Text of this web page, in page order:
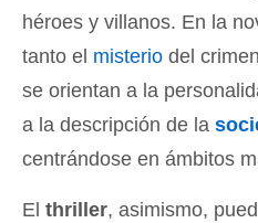
héroes y villanos. En la
tanto el misterio del
se orientan a la
a la descripción de la
centrándose en ámbitos
El thriller, asimismo,